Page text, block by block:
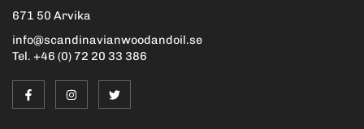
671 50 Arvika
info@scandinavianwoodandoil.se
Tel. +46 (0) 72 20 33 386